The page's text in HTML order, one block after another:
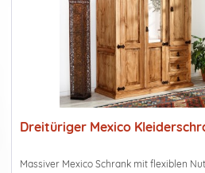
Dreitüriger Mexico
Massiver Mexico Schrank mit flexiblen